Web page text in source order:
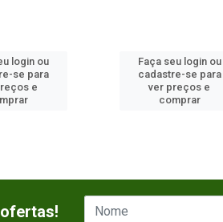
login ou
se para
e
Faça seu login ou
cadastre-se para
ver preços e
comprar